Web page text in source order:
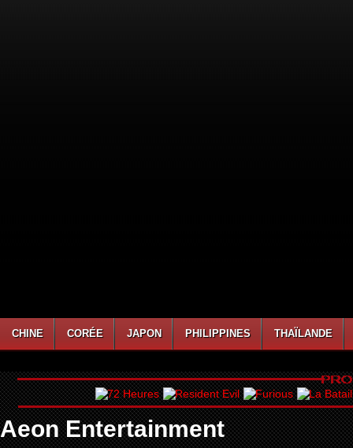
CHINE CORÉE JAPON PHILIPPINES THAÏLANDE
Aeon Entertainment